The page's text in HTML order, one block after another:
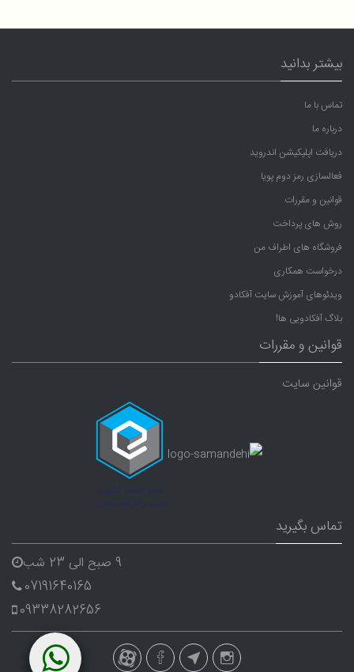
بیشتر بدانید
تماس با ما
درباره ما
دریافت اپلیکیشن اندروید
فعالسازی رمز دوم پویا
قوانین و مقررات
روش های پرداخت
فروشگاه های اطراف من
درخواست همکاری
ویدئوهای آموزش سایت آفکادو
بلاگ آفکادویی ها!
قوانین و مقررات
قوانین سایت
تماس بگیرید
9 صبح الی 23 شب
07191640165
09338282656